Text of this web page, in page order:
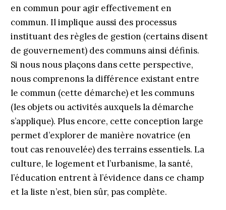
en commun pour agir effectivement en
commun. Il implique aussi des processus
instituant des règles de gestion (certains disent
de gouvernement) des communs ainsi définis.
Si nous nous plaçons dans cette perspective,
nous comprenons la différence existant entre
le commun (cette démar­che) et les communs
(les objets ou activités auxquels la démarche
s’applique). Plus encore, cette conception large
permet d’explorer de manière novatrice (en
tout cas renouvelée) des terrains essentiels. La
culture, le logement et l’urbanisme, la santé,
l’éducation entrent à l’évidence dans ce champ
et la liste n’est, bien sûr, pas complète.